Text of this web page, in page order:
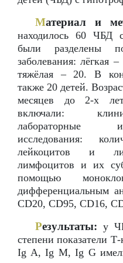
Материал и
находилось 60 ЧБД
были разделены
заболевания: лёгкая
тяжёлая – 20. В
также 20 детей.
месяцев до 2-х
включали:
лабораторные
исследования:
лейкоцитов и
лимфоцитов и их
помощью
дифференциальным
CD20, CD95, CD16,
Результаты: у
степени показатели
Ig A, Ig M, Ig G